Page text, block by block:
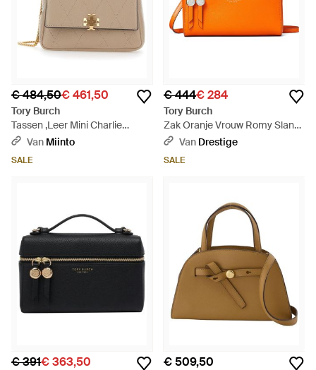
€ 484,50€ 461,50
Tory Burch
Tassen ,Leer Mini Charlie
Quilted Top-Handle Crossbody
Van Miinto
SALE
€ 444€ 284
Tory Burch
Zak Oranje Vrouw Romy Slank
- Oranje
Van Drestige
SALE
€ 391€ 363,50 € 509,50